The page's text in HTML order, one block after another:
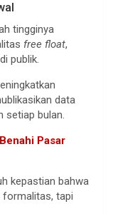
tingginya
free float,
publik.
data
setiap bulan.
Pasar
kepastian bahwa
formalitas, tapi